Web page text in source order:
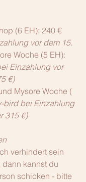
(6 EH): 240 €
vor dem 15.
Woche (5 EH):
Einzahlung vor
€)
Mysore Woche (
bird bei Einzahlung
315 €)
verhindert sein
kannst du
schicken - bitte